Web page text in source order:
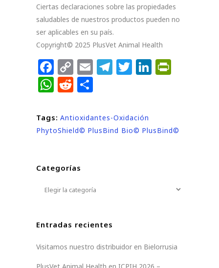
Ciertas declaraciones sobre las propiedades
saludables de nuestros productos pueden no
ser aplicables en su país.
Copyright© 2025 PlusVet Animal Health
Facebook
Copy
Link
EmailTelegram
TwitterLinkedIn
WhatsApp
Reddit
Tags: Antioxidantes-Oxidación
PhytoShield© PlusBind Bio© PlusBind©
Categorías
Categorías
Entradas recientes
Visitamos nuestro distribuidor en Bielorrusia